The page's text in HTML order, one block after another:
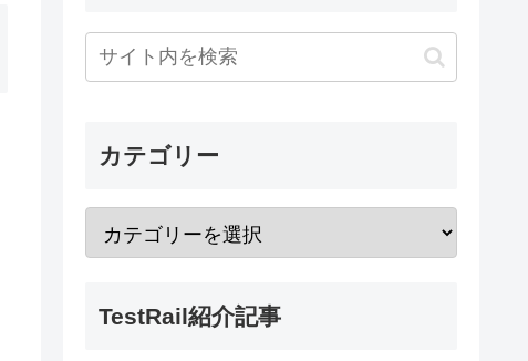
カテゴリー
TestRail紹介記事